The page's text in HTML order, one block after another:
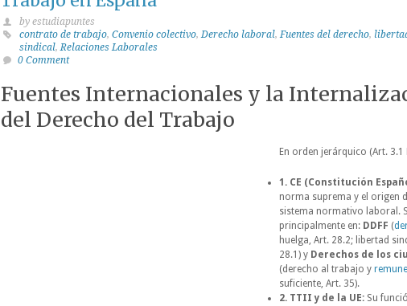
by estudiapuntes
contrato de trabajo, Convenio colectivo,Derecho laboral,Fuentes del derecho,
sindical,Relaciones Laborales
0 Comment
Fuentes Internacionales y la
del Derecho del Trabajo
En orden jerárquico (Art. 3.1
1. CE (Constitución
norma suprema y el origen
sistema normativo laboral.
principalmente en: DDFF (
huelga, Art. 28.2; libertad
28.1) y Derechos de los
(derecho al trabajo y
suficiente, Art. 35).
2. TTII y de la UE: Su